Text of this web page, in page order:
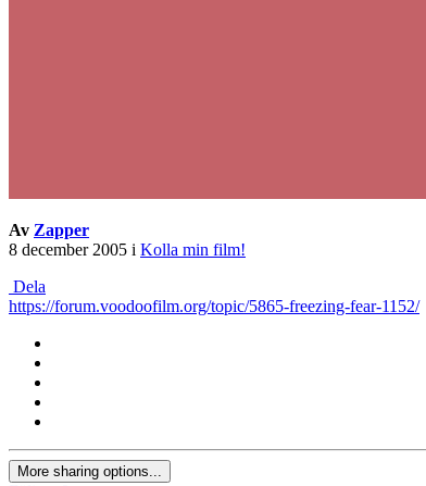
Av Zapper
8 december 2005 i Kolla min film!
Dela
https://forum.voodoofilm.org/topic/5865-freezing-fear-1152/
More sharing options...